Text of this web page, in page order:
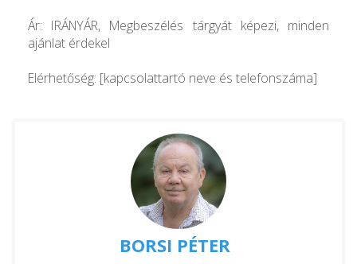
Ár: IRÁNYÁR, Megbeszélés tárgyát képezi, minden
ajánlat érdekel
Elérhetőség: [kapcsolattartó neve és telefonszáma]
BORSI PÉTER